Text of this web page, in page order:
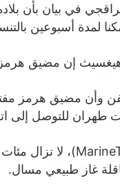
في بيان بأن
أسبوعين
إن مضيق هرمز
مضيق هرمز
طهران للتوصل إلى